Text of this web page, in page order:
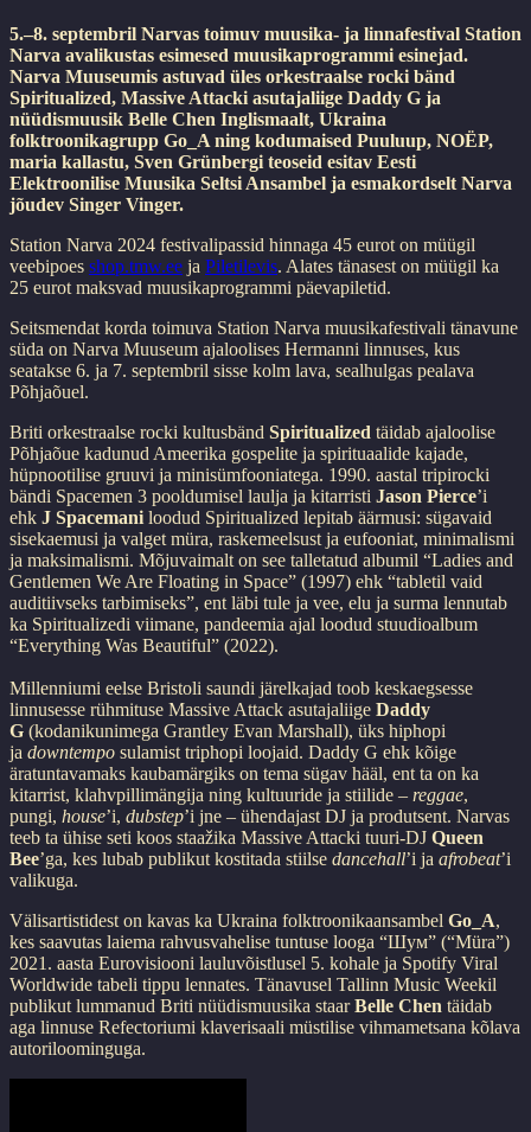
5.–8. septembril Narvas toimuv muusika- ja linnafestival Station
Narva avalikustas esimesed muusikaprogrammi esinejad.
Narva Muuseumis astuvad üles orkestraalse rocki bänd
Spiritualized, Massive Attacki asutajaliige Daddy G ja
nüüdismuusik Belle Chen Inglismaalt, Ukraina
folktroonikagrupp Go_A ning kodumaised Puuluup, NOËP,
maria kallastu, Sven Grünbergi teoseid esitav Eesti
Elektroonilise Muusika Seltsi Ansambel ja esmakordselt Narva
jõudev Singer Vinger.
Station Narva 2024 festivalipassid hinnaga 45 eurot on müügil
veebipoes shop.tmw.ee ja Piletilevis. Alates tänasest on müügil ka
25 eurot maksvad muusikaprogrammi päevapiletid.
Seitsmendat korda toimuva Station Narva muusikafestivali tänavune
süda on Narva Muuseum ajaloolises Hermanni linnuses, kus
seatakse 6. ja 7. septembril sisse kolm lava, sealhulgas pealava
Põhjaõuel.
Briti orkestraalse rocki kultusbänd Spiritualized täidab ajaloolise
Põhjaõue kadunud Ameerika gospelite ja spirituaalide kajade,
hüpnootilise gruuvi ja minisümfooniatega. 1990. aastal tripirocki
bändi Spacemen 3 pooldumisel laulja ja kitarristi Jason Pierce’i
ehk J Spacemani loodud Spiritualized lepitab äärmusi: sügavaid
sisekaemusi ja valget müra, raskemeelsust ja eufooniat, minimalismi
ja maksimalismi. Mõjuvaimalt on see talletatud albumil “Ladies and
Gentlemen We Are Floating in Space” (1997) ehk “tabletil vaid
auditiivseks tarbimiseks”, ent läbi tule ja vee, elu ja surma lennutab
ka Spiritualizedi viimane, pandeemia ajal loodud stuudioalbum
“Everything Was Beautiful” (2022).
Millenniumi eelse Bristoli saundi järelkajad toob keskaegsesse
linnusesse rühmituse Massive Attack asutajaliige Daddy
G (kodanikunimega Grantley Evan Marshall), üks hiphopi
ja downtempo sulamist triphopi loojaid. Daddy G ehk kõige
äratuntavamaks kaubamärgiks on tema sügav hääl, ent ta on ka
kitarrist, klahvpillimängija ning kultuuride ja stiilide – reggae,
pungi, house’i, dubstep’i jne – ühendajast DJ ja produtsent. Narvas
teeb ta ühise seti koos staažika Massive Attacki tuuri-DJ Queen
Bee’ga, kes lubab publikut kostitada stiilse dancehall’i ja afrobeat’i
valikuga.
Välisartistidest on kavas ka Ukraina folktroonikaansambel Go_A,
kes saavutas laiema rahvusvahelise tuntuse looga “Шум” (“Müra”)
2021. aasta Eurovisiooni lauluvõistlusel 5. kohale ja Spotify Viral
Worldwide tabeli tippu lennates. Tänavusel Tallinn Music Weekil
publikut lummanud Briti nüüdismuusika staarBelle Chen täidab
aga linnuse Refectoriumi klaverisaali müstilise vihmametsana kõlava
autoriloominguga.